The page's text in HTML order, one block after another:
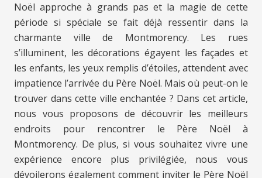
Noël approche à grands pas et la magie de cette
période si spéciale se fait déjà ressentir dans la
charmante ville de Montmorency. Les rues
s’illuminent, les décorations égayent les façades et
les enfants, les yeux remplis d’étoiles, attendent avec
impatience l’arrivée du Père Noël. Mais où peut-on le
trouver dans cette ville enchantée ? Dans cet article,
nous vous proposons de découvrir les meilleurs
endroits pour rencontrer le Père Noël à
Montmorency. De plus, si vous souhaitez vivre une
expérience encore plus privilégiée, nous vous
dévoilerons également comment inviter le Père Noël